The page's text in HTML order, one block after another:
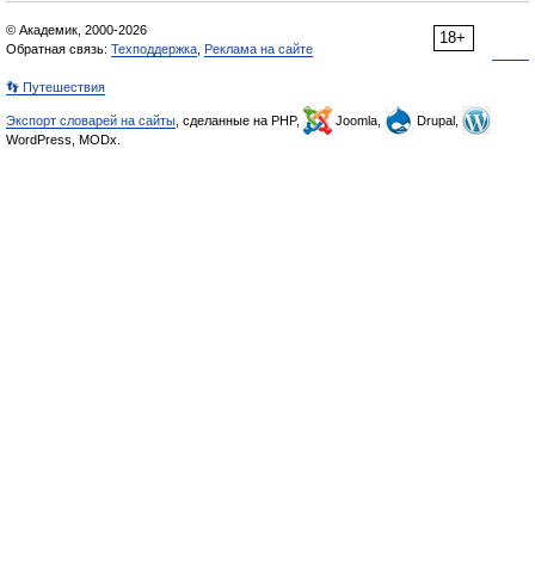
18+
© Академик, 2000-2026
Обратная связь: Техподдержка Реклама на сайте
👣 Путешествия
Экспорт словарей на сайты , сделанные на PHP, Joomla,
Drupal,
WordPress, MODx.